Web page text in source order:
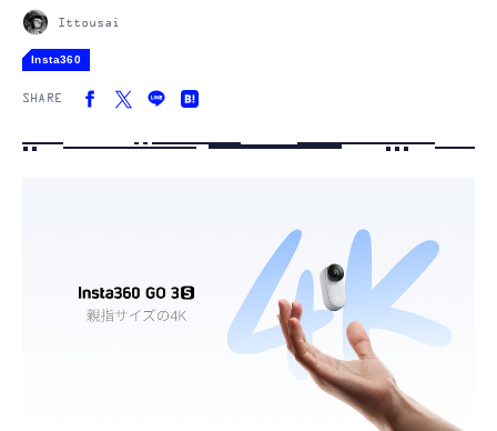
Ittousai
Insta360
SHARE